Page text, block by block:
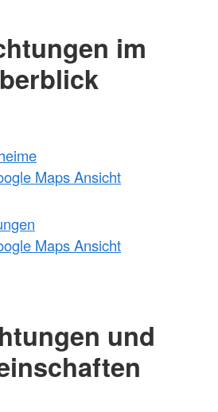
im
Maps Ansicht
Maps Ansicht
und